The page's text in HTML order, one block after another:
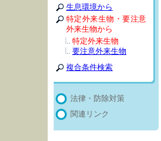
生息環境から
特定外来生物・要注意
外来生物から
特定外来生物
要注意外来生物
複合条件検索
法律・防除対策
関連リンク